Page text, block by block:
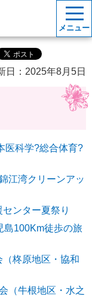
メニュー
日：2025年8月5日
医科学?総合体育?
江湾クリーンアッ
ンター夏祭り
島100Km徒歩の旅
柊原地区・協和
（牛根地区・水之